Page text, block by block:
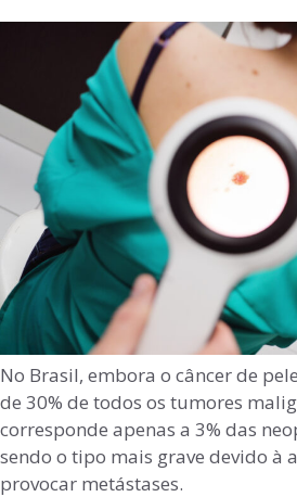
No Brasil, embora o câncer de
de 30% de todos os tumores
corresponde apenas a 3% das
sendo o tipo mais grave devido à
provocar metástases.